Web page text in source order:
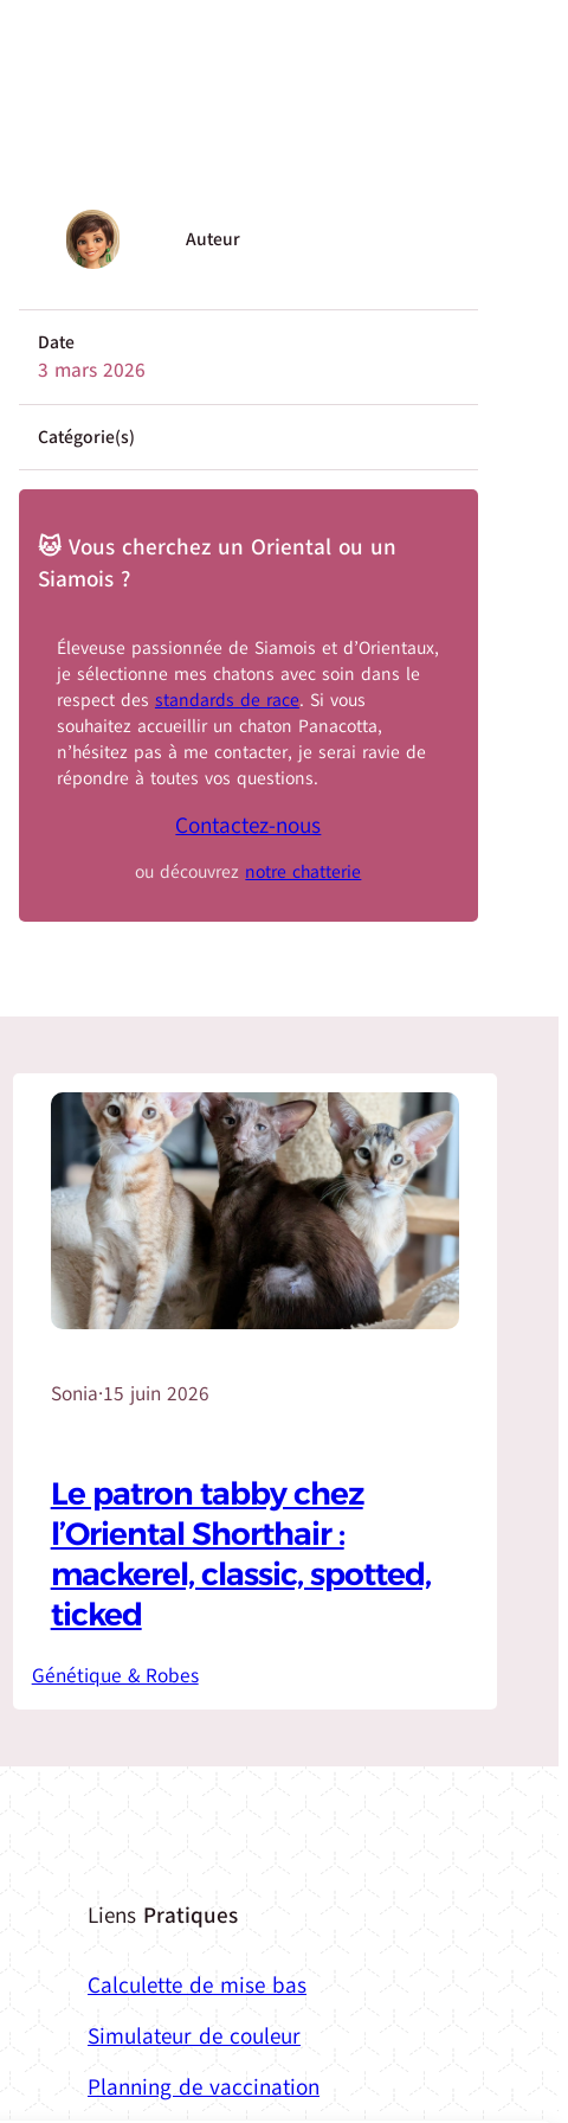
Auteur
Date
3 mars 2026
Catégorie(s)
🐱 Vous cherchez un Oriental ou un
Siamois ?
Éleveuse passionnée de Siamois et d’Orientaux,
je sélectionne mes chatons avec soin dans le
respect des standards de race. Si vous
souhaitez accueillir un chaton Panacotta,
n’hésitez pas à me contacter, je serai ravie de
répondre à toutes vos questions.
Contactez-nous
ou découvrez notre chatterie
Sonia·15 juin 2026
Le patron tabby chez
l’Oriental Shorthair :
mackerel, classic, spotted,
ticked
Génétique & Robes
Liens Pratiques
Calculette de mise bas
Simulateur de couleur
Planning de vaccination